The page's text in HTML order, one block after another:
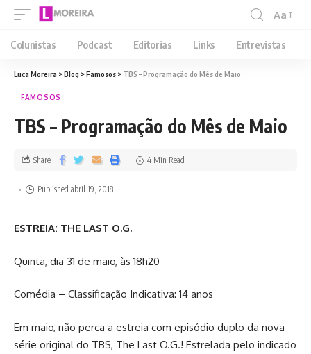
Aa
Colunistas Podcast Editorias Links Entrevistas
Luca Moreira >Blog >Famosos > TBS – Programação do Mês de Maio
FAMOSOS
TBS – Programação do Mês de Maio
Published abril 19, 2018
Share 4 Min Read
ESTREIA: THE LAST O.G.
Quinta, dia 31 de maio, às 18h20
Comédia – Classificação Indicativa: 14 anos
Em maio, não perca a estreia com episódio duplo da nova
série original do TBS, The Last O.G.! Estrelada pelo indicado